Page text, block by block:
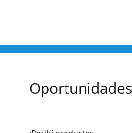
Oportunidades